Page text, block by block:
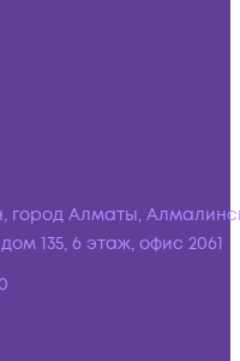
город Алматы,
135, 6 этаж, офис 2061